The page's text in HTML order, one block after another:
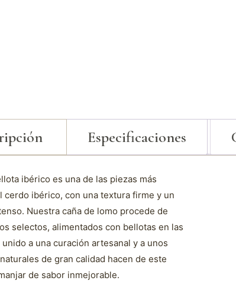
Especificaciones
ibérico es una de las piezas más
cerdo ibérico, con una textura firme y un
Nuestra caña de lomo procede de
selectos, alimentados con bellotas en las
a una curación artesanal y a unos
de gran calidad hacen de este
de sabor inmejorable.